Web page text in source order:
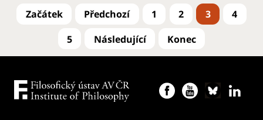
1 2 3
4
5